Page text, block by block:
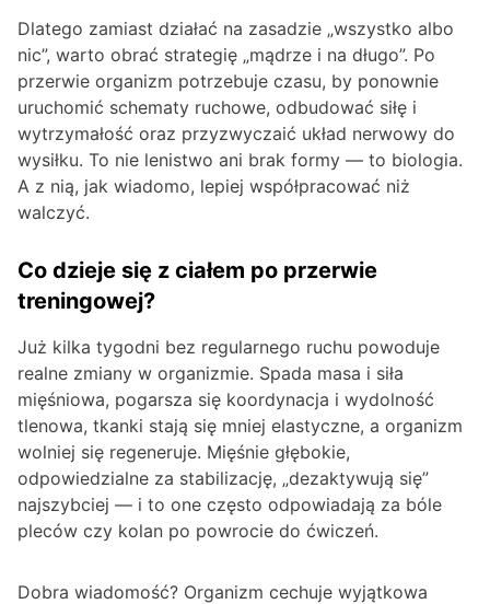
Dlatego zamiast działać na zasadzie „wszystko albo
nic”, warto obrać strategię „mądrze i na długo”. Po
przerwie organizm potrzebuje czasu, by ponownie
uruchomić schematy ruchowe, odbudować siłę i
wytrzymałość oraz przyzwyczaić układ nerwowy do
wysiłku. To nie lenistwo ani brak formy — to biologia.
A z nią, jak wiadomo, lepiej współpracować niż
walczyć.
Co dzieje się z ciałem po przerwie
treningowej?
Już kilka tygodni bez regularnego ruchu powoduje
realne zmiany w organizmie. Spada masa i siła
mięśniowa, pogarsza się koordynacja i wydolność
tlenowa, tkanki stają się mniej elastyczne, a organizm
wolniej się regeneruje. Mięśnie głębokie,
odpowiedzialne za stabilizację, „dezaktywują się”
najszybciej — i to one często odpowiadają za bóle
pleców czy kolan po powrocie do ćwiczeń.
Dobra wiadomość? Organizm cechuje wyjątkowa